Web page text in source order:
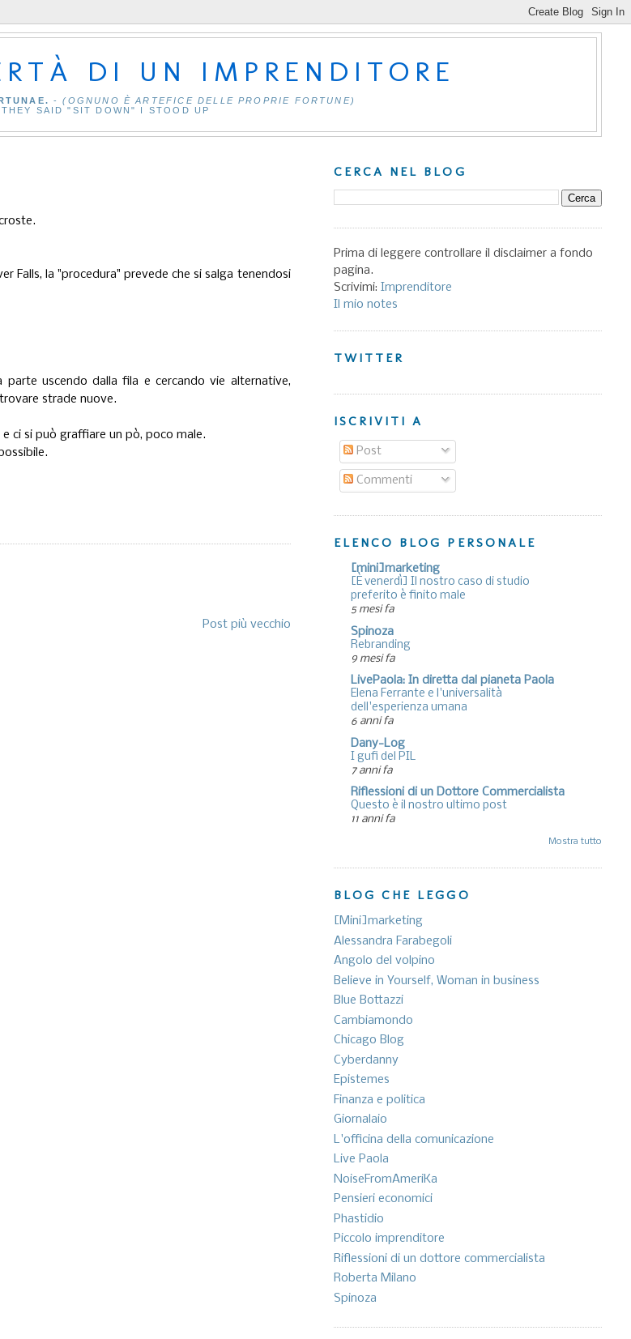
DI UN IMPRENDITORE
-(OGNUNO È ARTEFICE DELLE PROPRIE FORTUNE)
THEY SAID "SIT DOWN" I STOOD UP
Falls, la "procedura" prevede che si salga tenendosi
uscendo dalla fila e cercando vie alternative,
strade nuove.
ci si può graffiare un pò, poco male.
Post più vecchio
CERCA NEL BLOG
Prima di leggere controllare il disclaimer a fondo
pagina.
Scrivimi: Imprenditore
Il mio notes
TWITTER
ISCRIVITI A
Post
Commenti
ELENCO BLOG PERSONALE
[mini]marketing
[È venerdì] Il nostro caso di studio
preferito è finito male
5 mesi fa
Spinoza
Rebranding
9 mesi fa
LivePaola: In diretta dal pianeta Paola
Elena Ferrante e l'universalità
dell'esperienza umana
6 anni fa
Dany-Log
I gufi del PIL
7 anni fa
Riflessioni di un Dottore Commercialista
Questo è il nostro ultimo post
11 anni fa
Mostra tutto
BLOG CHE LEGGO
[Mini]marketing
Alessandra Farabegoli
Angolo del volpino
Believe in Yourself, Woman in business
Blue Bottazzi
Cambiamondo
Chicago Blog
Cyberdanny
Epistemes
Finanza e politica
Giornalaio
L'officina della comunicazione
Live Paola
NoiseFromAmeriKa
Pensieri economici
Phastidio
Piccolo imprenditore
Riflessioni di un dottore commercialista
Roberta Milano
Spinoza